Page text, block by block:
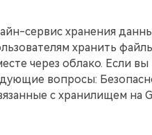
сервис хранения
хранить
через облако. Если вы
вопросы:
с хранилищем на